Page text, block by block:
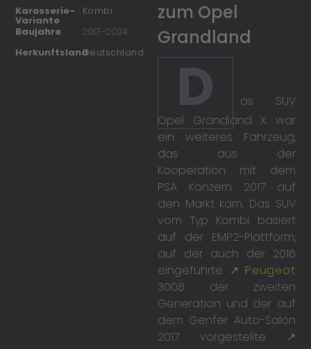
Karosserie-
Variante
Kombi
Baujahre
2017–2024
HerkunftslandDeutschland
zum Opel
Grandland
D
as SUV
Opel Grandland X war
ein weiteres Fahrzeug,
das aus der
Kooperation mit dem
PSA Konzern 2017 auf
den Markt kam. Das SUV
vom Typ Kombi basiert
auf der EMP2-Plattform,
auf der auch der 2016
eingeführte ↗ Peugeot
3008 der zweiten
Generation und der auf
dem Genfer Auto-Salon
2017 vorgestellte ↗